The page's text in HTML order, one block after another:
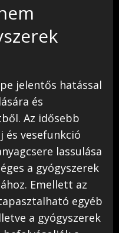
jelentős hatással
és
Az idősebb
és vesefunkció
lassulása
a gyógyszerek
Emellett az
egyéb
a gyógyszerek